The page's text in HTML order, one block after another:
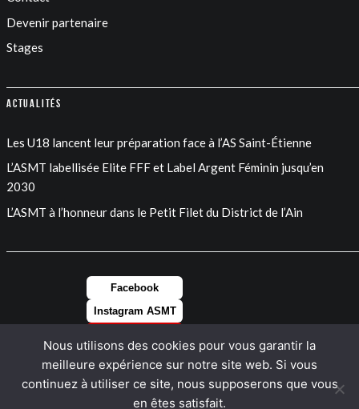
Devenir partenaire
Stages
Actualités
Les U18 lancent leur préparation face à l’AS Saint-Étienne
L’ASMT labellisée Elite FFF et Label Argent Féminin jusqu’en
2030
L’ASMT à l’honneur dans le Petit Filet du District de l’Ain
Facebook
Instagram ASMT
LinkedIn
Nous utilisons des cookies pour vous garantir la
meilleure expérience sur notre site web. Si vous
continuez à utiliser ce site, nous supposerons que vous
en êtes satisfait.